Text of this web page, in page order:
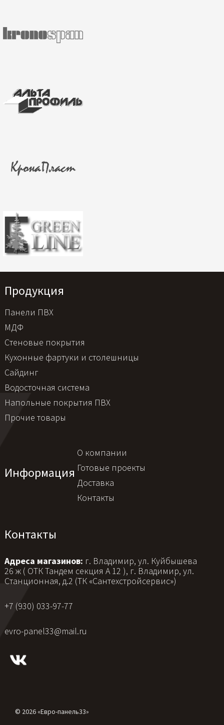
Продукция
Панели ПВХ
МДФ
Стеновые покрытия
Кухонные фартуки и столешницы
Сайдинг
Водосточная система
Напольные покрытия ПВХ
Прочие товары
Информация
О компании
Готовые проекты
Доставка
Контакты
Контакты
Адреса магазинов: г. Владимир, ул. Куйбышева
26 ж ( ОТК Тандем секция А 12 ), г. Владимир, ул.
Станционная, д.2 (ТК «Сантехстройсервис»)
+7 (930) 033-97-77
evro-panel33@mail.ru
© 2026 «Евро-панель33»